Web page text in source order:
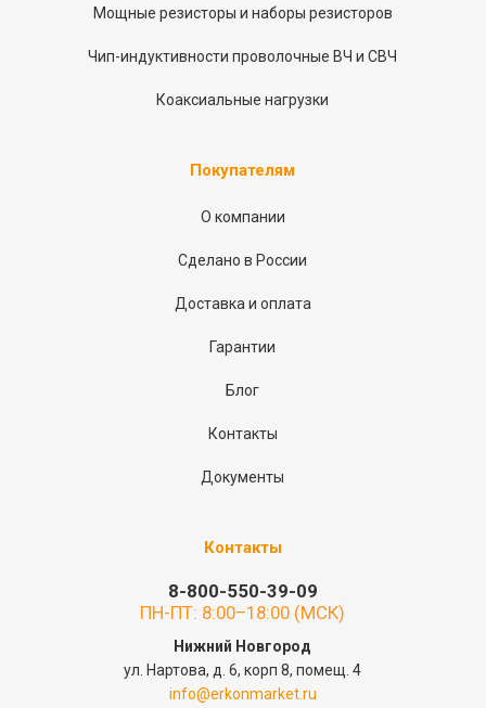
Мощные резисторы и наборы резисторов
Чип-индуктивности проволочные ВЧ и СВЧ
Коаксиальные нагрузки
Покупателям
О компании
Сделано в России
Доставка и оплата
Гарантии
Блог
Контакты
Документы
Контакты
8-800-550-39-09
ПН-ПТ: 8:00–18:00 (МСК)
Нижний Новгород
ул. Нартова, д. 6, корп 8, помещ. 4
info@erkonmarket.ru